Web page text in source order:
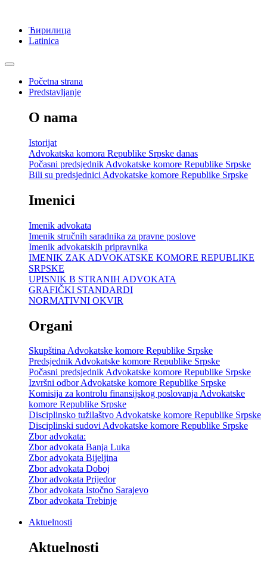
Ћирилица
Latinica
Početna strana
Predstavljanje
O nama
Istorijat
Advokatska komora Republike Srpske danas
Počasni predsjednik Advokatske komore Republike Srpske
Bili su predsjednici Advokatske komore Republike Srpske
Imenici
Imenik advokata
Imenik stručnih saradnika za pravne poslove
Imenik advokatskih pripravnika
IMENIK ZAK ADVOKATSKE KOMORE REPUBLIKE
SRPSKE
UPISNIK B STRANIH ADVOKATA
GRAFIČKI STANDARDI
NORMATIVNI OKVIR
Organi
Skupština Advokatske komore Republike Srpske
Predsjednik Advokatske komore Republike Srpske
Počasni predsjednik Advokatske komore Republike Srpske
Izvršni odbor Advokatske komore Republike Srpske
Komisija za kontrolu finansijskog poslovanja Advokatske
komore Republike Srpske
Disciplinsko tužilaštvo Advokatske komore Republike Srpske
Disciplinski sudovi Advokatske komore Republike Srpske
Zbor advokata:
Zbor advokata Banja Luka
Zbor advokata Bijeljina
Zbor advokata Doboj
Zbor advokata Prijedor
Zbor advokata Istočno Sarajevo
Zbor advokata Trebinje
Aktuelnosti
Aktuelnosti